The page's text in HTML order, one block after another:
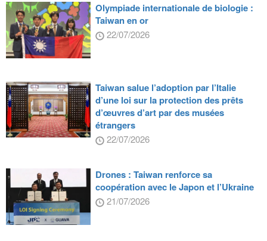
Olympiade internationale de biologie :
Taiwan en or
22/07/2026
Taiwan salue l’adoption par l’Italie
d’une loi sur la protection des prêts
d’œuvres d’art par des musées
étrangers
22/07/2026
Drones : Taiwan renforce sa
coopération avec le Japon et l’Ukraine
21/07/2026